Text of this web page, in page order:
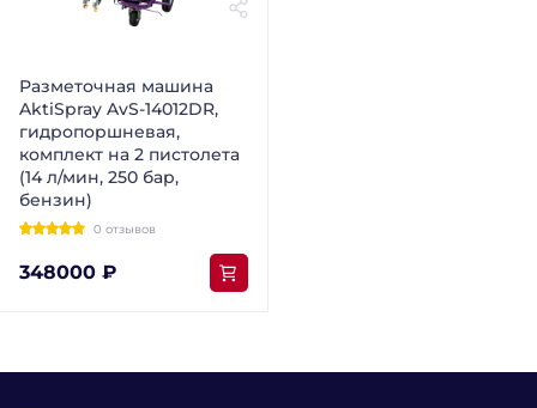
Разметочная машина
AktiSpray AvS-14012DR,
гидропоршневая,
комплект на 2 пистолета
(14 л/мин, 250 бар,
бензин)
0 отзывов
348000 ₽